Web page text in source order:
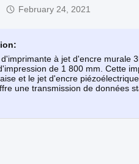
February 24, 2021
à jet d'encre murale
de 1 800 mm. Cette
et le jet d'encre
une transmission de données